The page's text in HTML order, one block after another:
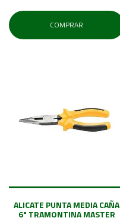
COMPRAR
ALICATE PUNTA MEDIA CAÑA
6" TRAMONTINA MASTER